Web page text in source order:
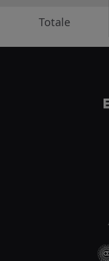
Totale